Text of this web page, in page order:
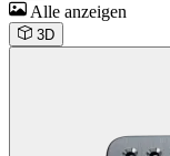
Alle anzeigen
3D